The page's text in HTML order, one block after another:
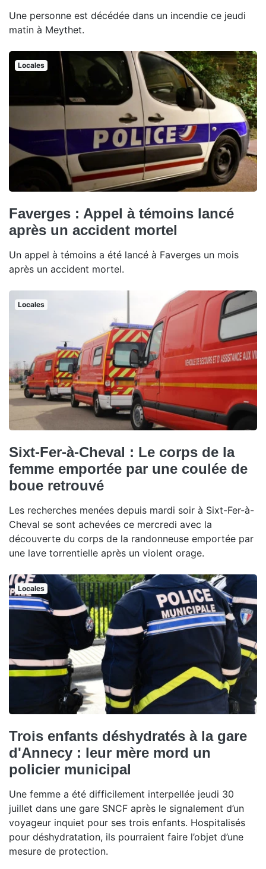
Une personne est décédée dans un incendie ce jeudi
matin à Meythet.
Locales
Faverges : Appel à témoins lancé
après un accident mortel
Un appel à témoins a été lancé à Faverges un mois
après un accident mortel.
Locales
Sixt-Fer-à-Cheval : Le corps de la
femme emportée par une coulée de
boue retrouvé
Les recherches menées depuis mardi soir à Sixt-Fer-à-
Cheval se sont achevées ce mercredi avec la
découverte du corps de la randonneuse emportée par
une lave torrentielle après un violent orage.
Locales
Trois enfants déshydratés à la gare
d'Annecy : leur mère mord un
policier municipal
Une femme a été difficilement interpellée jeudi 30
juillet dans une gare SNCF après le signalement d’un
voyageur inquiet pour ses trois enfants. Hospitalisés
pour déshydratation, ils pourraient faire l’objet d’une
mesure de protection.